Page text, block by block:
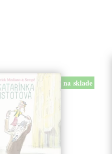
na sklade